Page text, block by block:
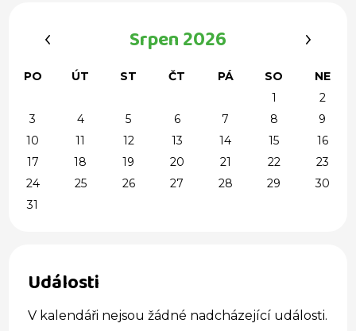
Srpen 2026
PO ÚT ST ČT PÁ SO
NE
1
2
3
4 5 6 7 8
9
10
11 12 13 14 15
16
17
18 19 20 21 22
23
24
25 26 27 28 29
30
31
Události
V kalendáři nejsou žádné nadcházející události.